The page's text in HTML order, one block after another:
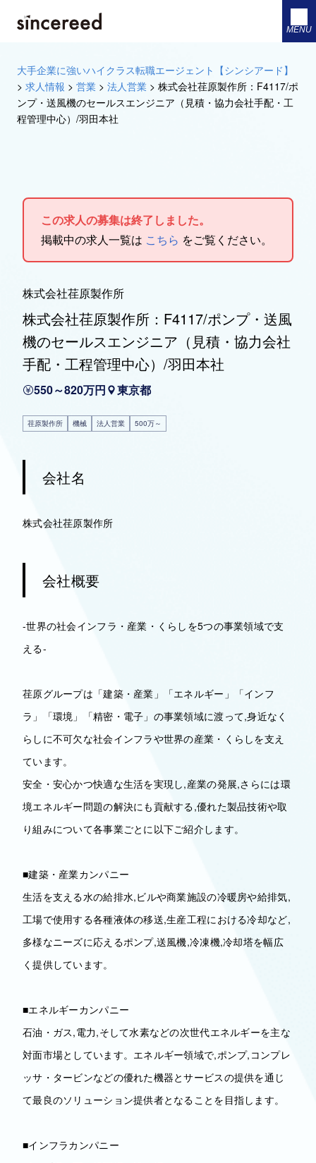
MENU
大手企業に強いハイクラス転職エージェント【シンシアード】
> 求人情報 > 営業 > 法人営業 > 株式会社荏原製作所：F4117/ポ
ンプ・送風機のセールスエンジニア（見積・協力会社手配・工
程管理中心）/羽田本社
この求人の募集は終了しました。
掲載中の求人一覧は こちら をご覧ください。
株式会社荏原製作所
株式会社荏原製作所：F4117/ポンプ・送風
機のセールスエンジニア（見積・協力会社
手配・工程管理中心）/羽田本社
550～820万円 東京都
荏原製作所 機械 法人営業 500万～
会社名
株式会社荏原製作所
会社概要
-世界の社会インフラ・産業・くらしを5つの事業領域で支
える-
荏原グループは「建築・産業」「エネルギー」「インフ
ラ」「環境」「精密・電子」の事業領域に渡って,身近なく
らしに不可欠な社会インフラや世界の産業・くらしを支え
ています。
安全・安心かつ快適な生活を実現し,産業の発展,さらには環
境エネルギー問題の解決にも貢献する,優れた製品技術や取
り組みについて各事業ごとに以下ご紹介します。
■建築・産業カンパニー
生活を支える水の給排水,ビルや商業施設の冷暖房や給排気,
工場で使用する各種液体の移送,生産工程における冷却など,
多様なニーズに応えるポンプ,送風機,冷凍機,冷却塔を幅広
く提供しています。
■エネルギーカンパニー
石油・ガス,電力,そして水素などの次世代エネルギーを主な
対面市場としています。エネルギー領域で,ポンプ,コンプレ
ッサ・タービンなどの優れた機器とサービスの提供を通じ
て最良のソリューション提供者となることを目指します。
■インフラカンパニー